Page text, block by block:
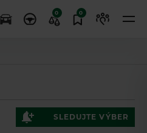
0 0
SLEDUJTE VÝBER